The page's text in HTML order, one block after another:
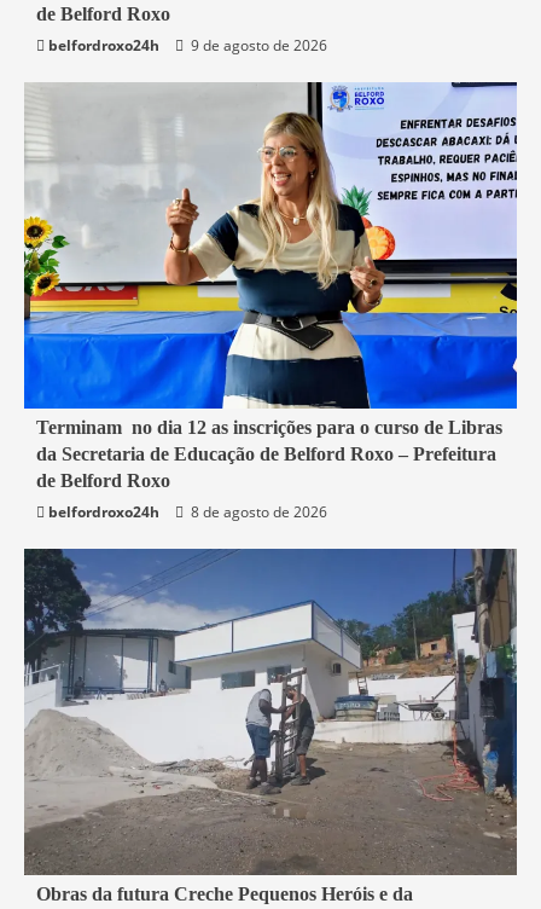
Belford Roxo
de Belford Roxo
belfordroxo24h
9 de agosto de 2026
1 min read
Belford Roxo
Terminam no dia 12 as inscrições para o curso de Libras
da Secretaria de Educação de Belford Roxo – Prefeitura
de Belford Roxo
belfordroxo24h
8 de agosto de 2026
2 min read
Obras da futura Creche Pequenos Heróis e da